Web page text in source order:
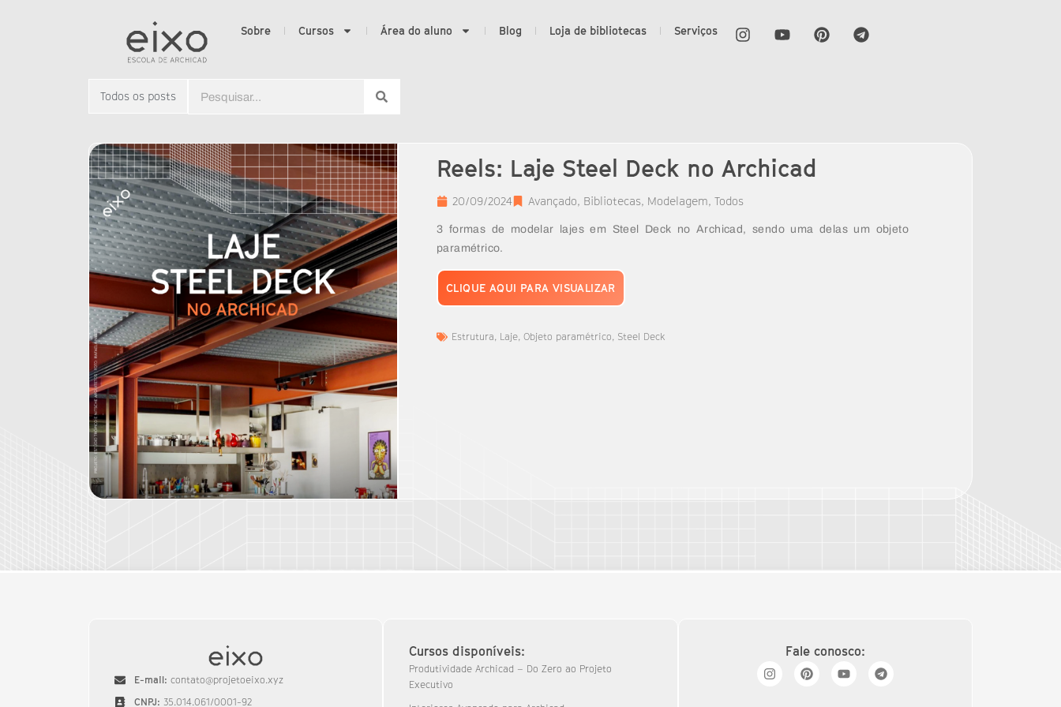
Sobre Cursos Área do aluno Blog Loja de bibliotecas Serviços
Todos os posts
Reels: Laje Steel Deck no Archicad
20/09/2024 Avançado, Bibliotecas, Modelagem, Todos
3 formas de modelar lajes em Steel Deck no Archicad, sendo uma delas um objeto
paramétrico.
CLIQUE AQUI PARA VISUALIZAR
Estrutura, Laje, Objeto paramétrico, Steel Deck
E-mail: contato@projetoeixo.xyz
CNPJ: 35.014.061/0001-92​
Cursos disponíveis:
Produtividade Archicad – Do Zero ao Projeto
Executivo
Fale conosco: